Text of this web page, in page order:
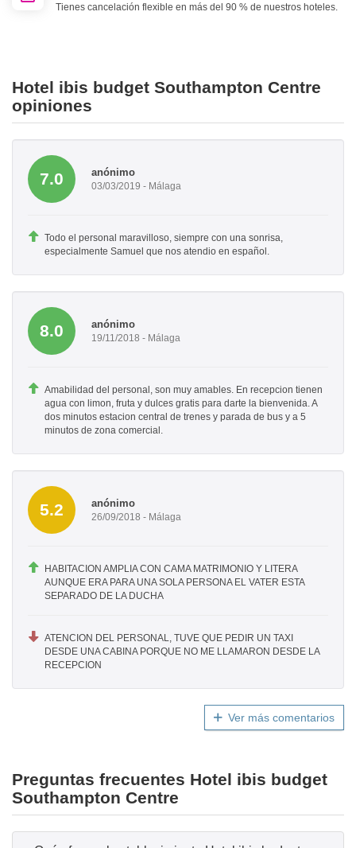
Tienes cancelación flexible en más del 90 % de nuestros hoteles.
Hotel ibis budget Southampton Centre
opiniones
7.0 anónimo
03/03/2019 - Málaga
Todo el personal maravilloso, siempre con una sonrisa,
especialmente Samuel que nos atendio en español.
8.0 anónimo
19/11/2018 - Málaga
Amabilidad del personal, son muy amables. En recepcion tienen
agua con limon, fruta y dulces gratis para darte la bienvenida. A
dos minutos estacion central de trenes y parada de bus y a 5
minutos de zona comercial.
5.2 anónimo
26/09/2018 - Málaga
HABITACION AMPLIA CON CAMA MATRIMONIO Y LITERA
AUNQUE ERA PARA UNA SOLA PERSONA EL VATER ESTA
SEPARADO DE LA DUCHA
ATENCION DEL PERSONAL, TUVE QUE PEDIR UN TAXI
DESDE UNA CABINA PORQUE NO ME LLAMARON DESDE LA
RECEPCION
Ver más comentarios
Preguntas frecuentes Hotel ibis budget
Southampton Centre